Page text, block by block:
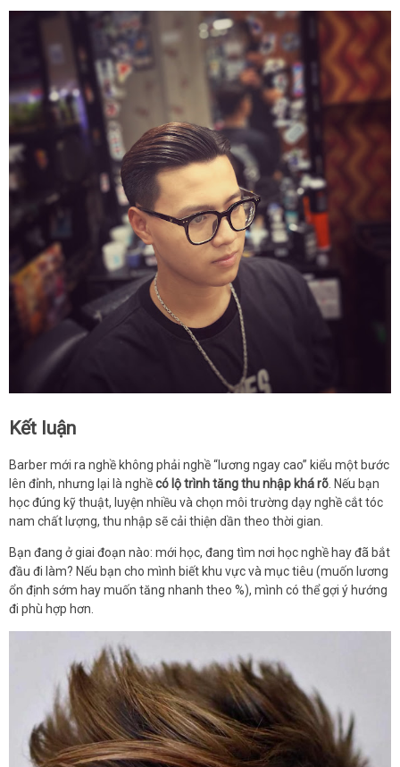
Kết luận
Barber mới ra nghề không phải nghề “lương ngay cao” kiểu một bước
lên đỉnh, nhưng lại là nghềcó lộ trình tăng thu nhập khá rõ . Nếu bạn
học đúng kỹ thuật, luyện nhiều và chọn môi trường dạy nghề cắt tóc
nam chất lượng, thu nhập sẽ cải thiện dần theo thời gian.
Bạn đang ở giai đoạn nào: mới học, đang tìm nơi học nghề hay đã bắt
đầu đi làm? Nếu bạn cho mình biết khu vực và mục tiêu (muốn lương
ổn định sớm hay muốn tăng nhanh theo %), mình có thể gợi ý hướng
đi phù hợp hơn.